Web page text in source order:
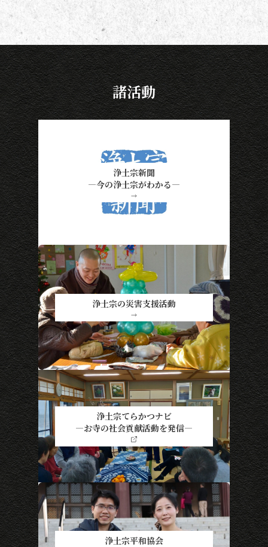
諸活動
浄土宗新聞
―今の浄土宗がわかる―
→
浄土宗の災害支援活動
→
浄土宗てらかつナビ
―お寺の社会貢献活動を発信―
浄土宗平和協会